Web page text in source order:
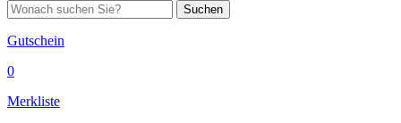
Suchen
Gutschein
0
Merkliste